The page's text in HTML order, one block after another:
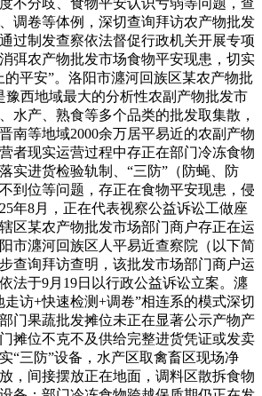
不分歧、食物平安认识亏弱等问题，查
调卷等体例，深切查询拜访农产物批发
过制发查察依法督促行政机关开展专项
弭农产物批发市场食物平安现患，切实
的平安”。洛阳市瀍河回族区某农产物批
豫西地域最大的分析性农副产物批发市
水产、熟食等多个品类的批发取集散，
南等地域2000余万居平易近的农副产物
者现实运营过程中存正在部门冷冻食物
实进货检验轨制、“三防”（防蝇、防
到位等问题，存正在食物平安现患，侵
年8月，正在代表视察公益诉讼工做座
区某农产物批发市场部门商户存正在运
市瀍河回族区人平易近查察院（以下简
查询拜访查明，该批发市场部门商户运
法于9月19日以行政公益诉讼立案。瀍
访+快速检测+调卷”相连系的模式深切
门果蔬批发摊位未正在显著公示产物产
摊位不克不及供给完整进货凭证或发卖
“三防”设备，水产区取禽畜区现场净
，间接摆放正在地面，调料区散拆食物